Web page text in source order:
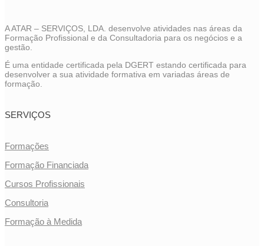
A ATAR – SERVIÇOS, LDA. desenvolve atividades nas áreas da
Formação Profissional e da Consultadoria para os negócios e a
gestão.
É uma entidade certificada pela DGERT estando certificada para
desenvolver a sua atividade formativa em variadas áreas de
formação.
SERVIÇOS
Formações
Formação Financiada
Cursos Profissionais
Consultoria
Formação à Medida